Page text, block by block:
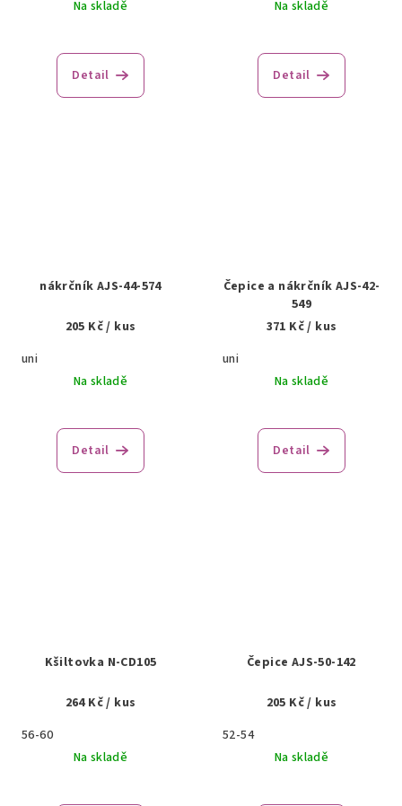
Na skladě
Detail
Na skladě
Detail
nákrčník AJS-44-574
205 Kč/ kus
uni
Na skladě
Detail
Čepice a nákrčník AJS-42-
549
371 Kč/ kus
uni
Na skladě
Detail
Kšiltovka N-CD105
264 Kč/ kus
56-60
Na skladě
Čepice AJS-50-142
205 Kč/ kus
52-54
Na skladě